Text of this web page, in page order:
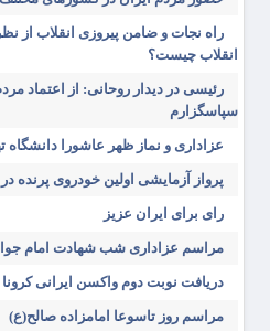
راه نجات و ضامن پیروزی انقلاب از
انقلاب چیست؟
رئیسی در دیدار روحانی: از اعتماد
سپاسگزارم
عزاداری و نماز ظهر عاشورا دانشگاه
پرواز آزمایشی اولین خودروی پرنده
رای برای ایران عزیز
مراسم عزاداری شب شهادت امام
دریافت نوبت دوم واکسن ایرانی
مراسم روز تاسوعا امامزاده صالح(ع)